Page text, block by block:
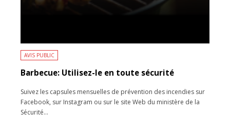
AVIS PUBLIC
Barbecue: Utilisez-le en toute sécurité
Suivez les capsules mensuelles de prévention des incendies sur
Facebook, sur Instagram ou sur le site Web du ministère de la
Sécurité...